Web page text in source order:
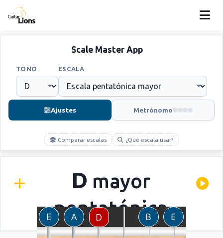
Scale Master App
TONO ESCALA
Ajustes Metrónomo
Comparar escalas ¿Qué escala usar?
D mayor
pentatónica